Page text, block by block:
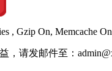
, Gzip On, Memcache
，请发邮件至：